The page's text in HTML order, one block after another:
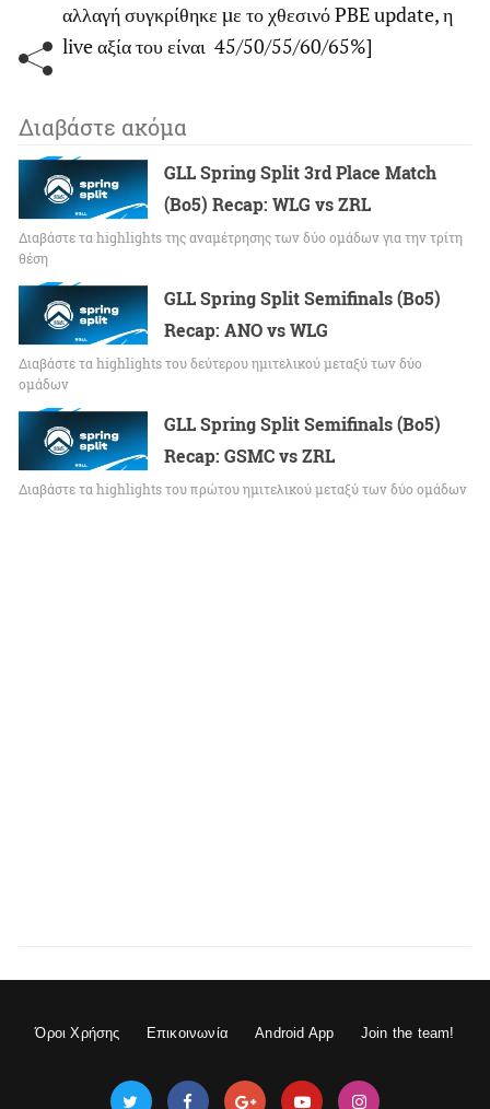
αλλαγή συγκρίθηκε με το χθεσινό PBE update, η
live αξία του είναι 45/50/55/60/65%]
Διαβάστε ακόμα
GLL Spring Split 3rd Place Match
(Bo5) Recap: WLG vs ZRL
Διαβάστε τα highlights της αναμέτρησης των δύο ομάδων για την τρίτη
θέση
GLL Spring Split Semifinals (Bo5)
Recap: ANO vs WLG
Διαβάστε τα highlights του δεύτερου ημιτελικού μεταξύ των δύο
ομάδων
GLL Spring Split Semifinals (Bo5)
Recap: GSMC vs ZRL
Διαβάστε τα highlights του πρώτου ημιτελικού μεταξύ των δύο ομάδων
Όροι Χρήσης Επικοινωνία Android App Join the team!